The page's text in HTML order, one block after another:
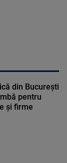
din București
pentru
și firme